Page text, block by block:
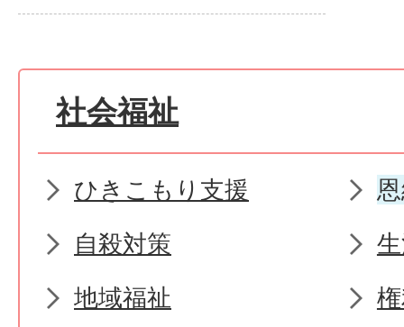
社会福祉
ひきこもり支援
自殺対策
地域福祉